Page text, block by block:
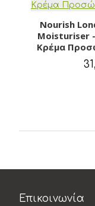
Nourish
Moisturiser -
Κρέμα
Επικοινωνία